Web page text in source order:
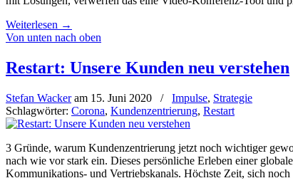
Weiterlesen →
Von unten nach oben
Restart: Unsere Kunden neu verstehen
Stefan Wackeram 15. Juni 2020 / Impulse, Strategie
Schlagwörter: Corona, Kundenzentrierung, Restart
3 Gründe, warum Kundenzentrierung jetzt noch wichtiger
nach wie vor stark ein. Dieses persönliche Erleben einer
Kommunikations- und Vertriebskanals. Höchste Zeit, sich